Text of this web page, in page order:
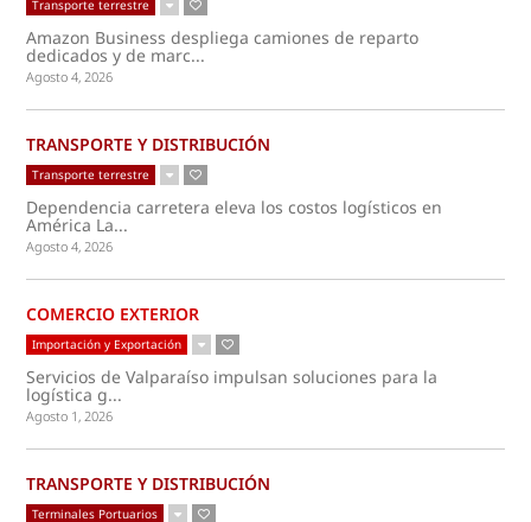
Transporte terrestre
Amazon Business despliega camiones de reparto
dedicados y de marc...
Agosto 4, 2026
TRANSPORTE Y DISTRIBUCIÓN
Transporte terrestre
Dependencia carretera eleva los costos logísticos en
América La...
Agosto 4, 2026
COMERCIO EXTERIOR
Importación y Exportación
Servicios de Valparaíso impulsan soluciones para la
logística g...
Agosto 1, 2026
TRANSPORTE Y DISTRIBUCIÓN
Terminales Portuarios